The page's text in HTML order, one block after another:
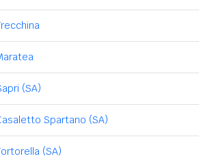
(SA)
Spartano (SA)
(SA)